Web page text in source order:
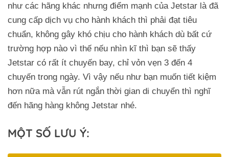
như các hãng khác nhưng điểm mạnh của Jetstar là đã
cung cấp dịch vụ cho hành khách thì phải đạt tiêu
chuẩn, không gây khó chịu cho hành khách dù bất cứ
trường hợp nào vì thế nếu nhìn kĩ thì bạn sẽ thấy
Jetstar có rất ít chuyến bay, chỉ vỏn vẹn 3 đến 4
chuyến trong ngày. Vì vậy nếu như bạn muốn tiết kiệm
hơn nữa mà vẫn rút ngắn thời gian di chuyển thì nghĩ
đến hãng hàng không Jetstar nhé.
MỘT SỐ LƯU Ý: